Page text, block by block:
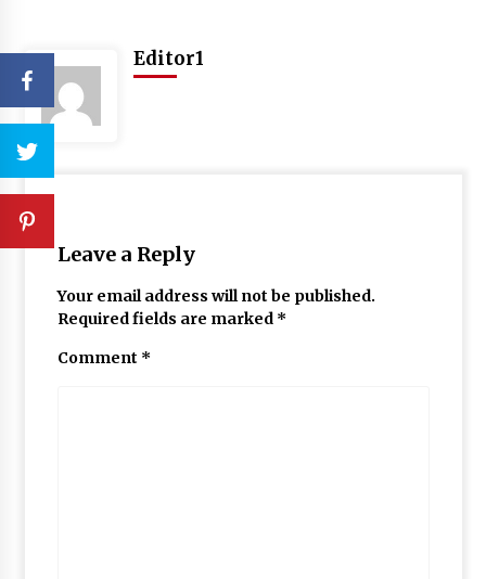
Editor1
Leave a Reply
Your email address will not be published.
Required fields are marked *
Comment *